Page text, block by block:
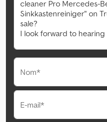
Nom*
E-mail*